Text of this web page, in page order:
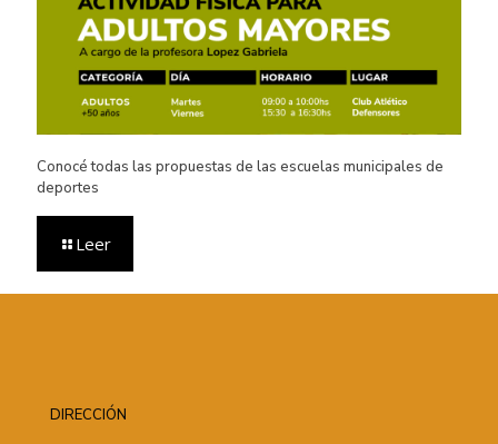
Conocé todas las propuestas de las escuelas municipales de
deportes
Leer
DIRECCIÓN